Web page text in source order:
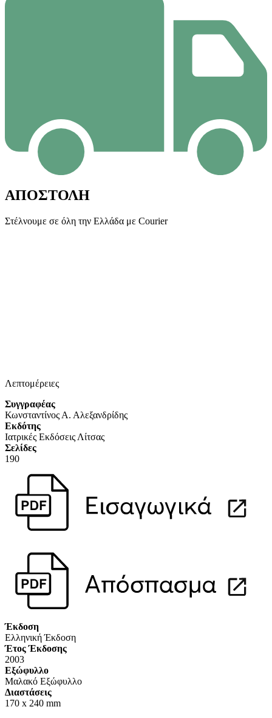
ΑΠΟΣΤΟΛΗ
Στέλνουμε σε όλη την Ελλάδα με Courier
Λεπτομέρειες
Συγγραφέας
Κωνσταντίνος Α. Αλεξανδρίδης
Eκδότης
Ιατρικές Εκδόσεις Λίτσας
Σελίδες
190
Έκδοση
Ελληνική Έκδοση
Έτος Έκδοσης
2003
Εξώφυλλο
Μαλακό Εξώφυλλο
Διαστάσεις
170 x 240 mm